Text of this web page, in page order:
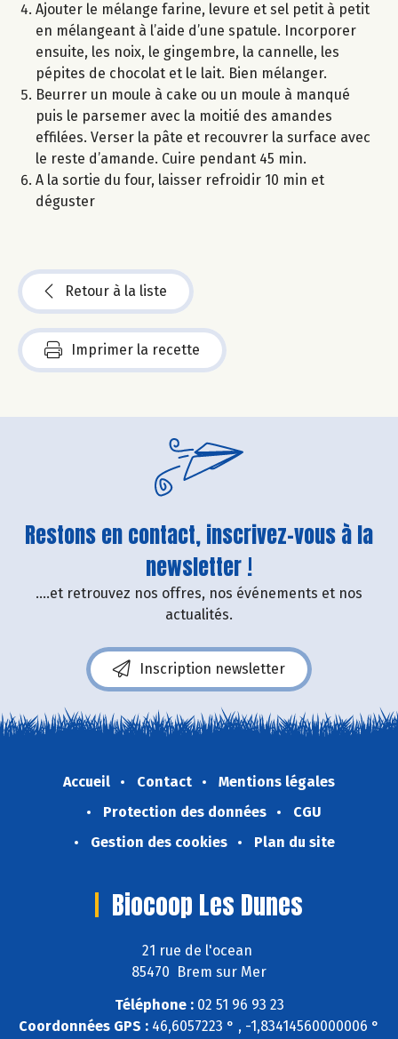
Ajouter le mélange farine, levure et sel petit à petit
en mélangeant à l’aide d’une spatule. Incorporer
ensuite, les noix, le gingembre, la cannelle, les
pépites de chocolat et le lait. Bien mélanger.
Beurrer un moule à cake ou un moule à manqué
puis le parsemer avec la moitié des amandes
effilées. Verser la pâte et recouvrer la surface avec
le reste d’amande. Cuire pendant 45 min.
A la sortie du four, laisser refroidir 10 min et
déguster
Retour à la liste
Imprimer la recette
Restons en contact, inscrivez-vous à la
newsletter !
....et retrouvez nos offres, nos événements et nos
actualités.
Inscription newsletter
Accueil Contact
Mentions légales
Protection des données
CGU
Gestion des cookies
Plan du site
Biocoop Les Dunes
21 rue de l'ocean
85470 Brem sur Mer
Téléphone :02 51 96 93 23
Coordonnées GPS : 46,6057223 ° , -1,83414560000006 °